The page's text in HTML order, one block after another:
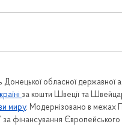
Донецької обласної державної
за кошти Швеції та
миру. Модернізовано в межах
за фінансування